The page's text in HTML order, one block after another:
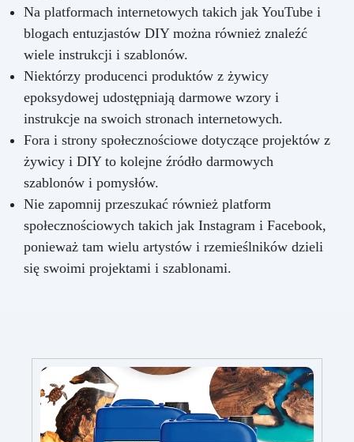
Na platformach internetowych takich jak YouTube i
blogach entuzjastów DIY można również znaleźć
wiele instrukcji i szablonów.
Niektórzy producenci produktów z żywicy
epoksydowej udostępniają darmowe wzory i
instrukcje na swoich stronach internetowych.
Fora i strony społecznościowe dotyczące projektów z
żywicy i DIY to kolejne źródło darmowych
szablonów i pomysłów.
Nie zapomnij przeszukać również platform
społecznościowych takich jak Instagram i Facebook,
ponieważ tam wielu artystów i rzemieślników dzieli
się swoimi projektami i szablonami.